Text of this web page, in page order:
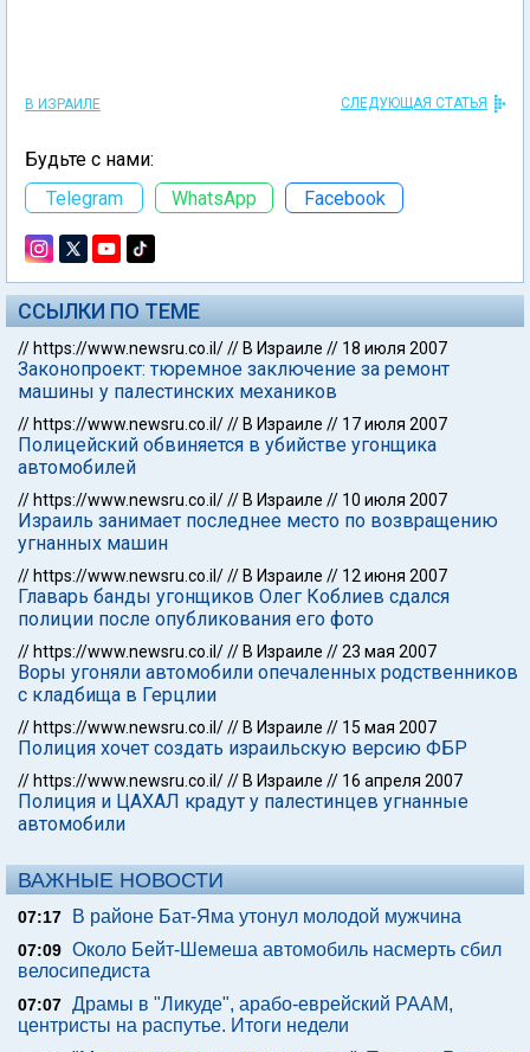
В ИЗРАИЛЕ СЛЕДУЮЩАЯ СТАТЬЯ
Будьте с нами:
Telegram
WhatsApp Facebook
ССЫЛКИ ПО ТЕМЕ
// https://www.newsru.co.il/// В Израиле // 18 июля 2007
Законопроект: тюремное заключение за ремонт
машины у палестинских механиков
// https://www.newsru.co.il/// В Израиле // 17 июля 2007
Полицейский обвиняется в убийстве угонщика
автомобилей
// https://www.newsru.co.il/// В Израиле // 10 июля 2007
Израиль занимает последнее место по возвращению
угнанных машин
// https://www.newsru.co.il/// В Израиле // 12 июня 2007
Главарь банды угонщиков Олег Коблиев сдался
полиции после опубликования его фото
// https://www.newsru.co.il/// В Израиле //23 мая 2007
Воры угоняли автомобили опечаленных родственников
с кладбища в Герцлии
// https://www.newsru.co.il/// В Израиле // 15 мая 2007
Полиция хочет создать израильскую версию ФБР
// https://www.newsru.co.il/// В Израиле // 16 апреля 2007
Полиция и ЦАХАЛ крадут у палестинцев угнанные
автомобили
ВАЖНЫЕ НОВОСТИ
07:17 В районе Бат-Яма утонул молодой мужчина
07:09 Около Бейт-Шемеша автомобиль насмерть сбил
велосипедиста
07:07 Драмы в "Ликуде", арабо-еврейский РААМ,
центристы на распутье. Итоги недели